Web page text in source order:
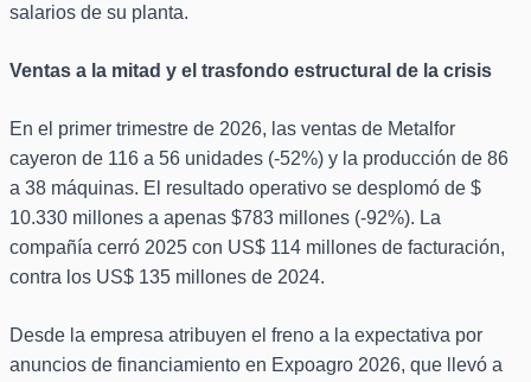
salarios de su planta.
Ventas a la mitad y el trasfondo estructural de la crisis
En el primer trimestre de 2026, las ventas de Metalfor
cayeron de 116 a 56 unidades (-52%) y la producción de 86
a 38 máquinas. El resultado operativo se desplomó de $
10.330 millones a apenas $783 millones (-92%). La
compañía cerró 2025 con US$ 114 millones de facturación,
contra los US$ 135 millones de 2024.
Desde la empresa atribuyen el freno a la expectativa por
anuncios de financiamiento en Expoagro 2026, que llevó a